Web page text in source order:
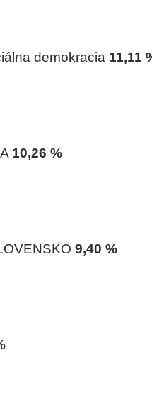
demokracia 11,11
10,26 %
9,40 %